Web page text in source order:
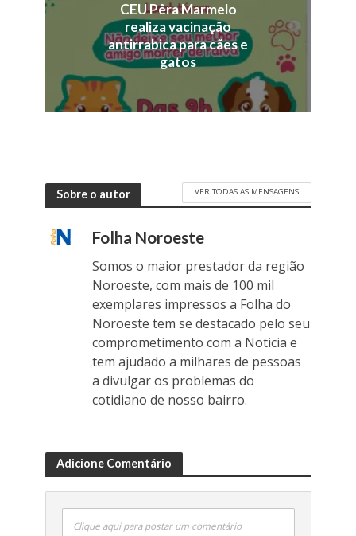
CEU Pêra Marmelo
realiza vacinação
antirrabica para cães e
gatos
Sobre o autor VER TODAS AS MENSAGENS
Folha Noroeste
Somos o maior prestador da região
Noroeste, com mais de 100 mil
exemplares impressos a Folha do
Noroeste tem se destacado pelo seu
comprometimento com a Noticia e
tem ajudado a milhares de pessoas
a divulgar os problemas do
cotidiano de nosso bairro.
Adicione Comentário
Clique aqui para postar um comentário